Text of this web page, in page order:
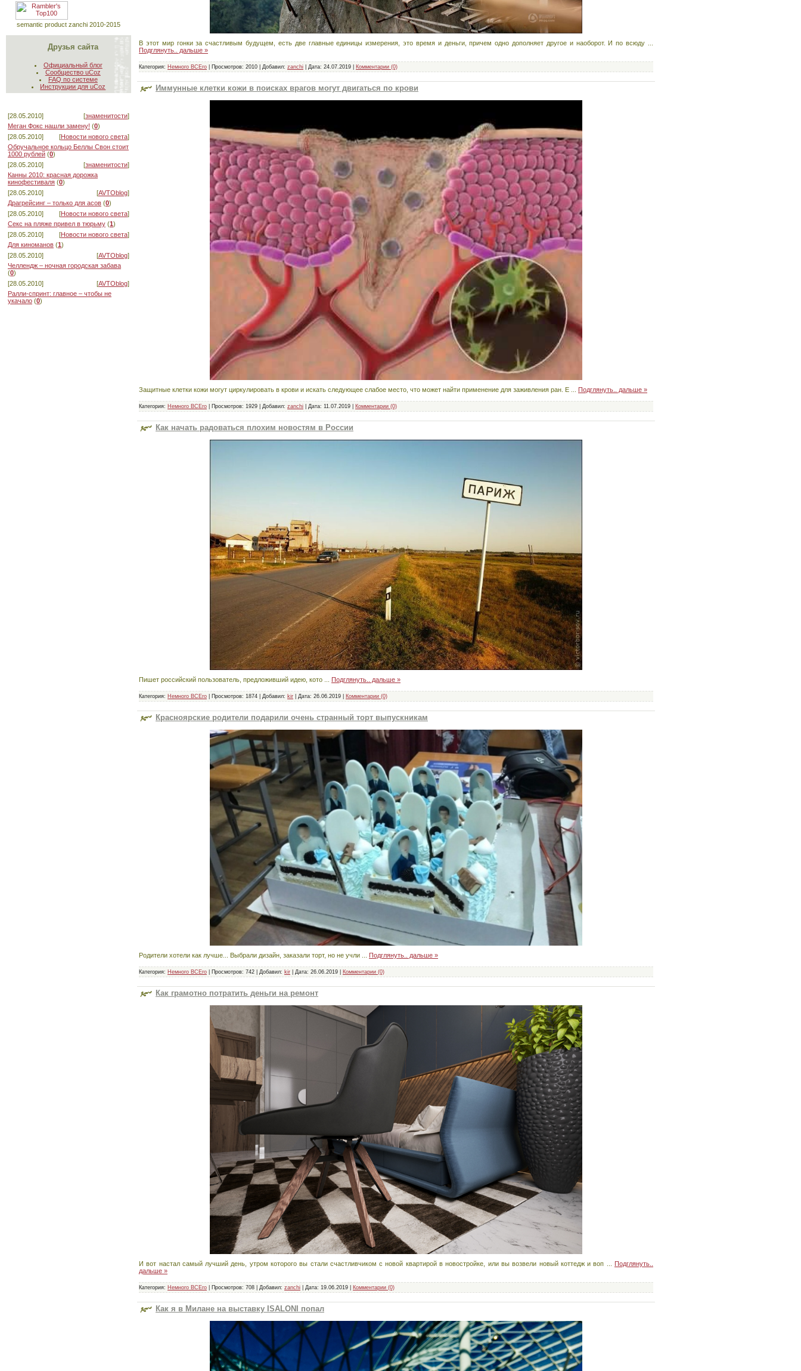
semantic product zanchi 2010-2015
Друзья сайта
Официальный блог
Сообщество uCoz
FAQ по системе
Инструкции для uCoz
[28.05.2010] [знаменитости]
Меган Фокс нашли замену! (0)
[28.05.2010]
[Новости нового света]
Обручальное кольцо Беллы Свон стоит
1000 рублей (0)
[28.05.2010]
[знаменитости]
Канны 2010: красная дорожка
кинофестиваля (0)
[28.05.2010]
[AVTOblog]
Драгрейсинг – только для асов (0)
[28.05.2010]
[Новости нового света]
Секс на пляже привел в тюрьму (1)
[28.05.2010]
[Новости нового света]
Для киноманов (1)
[28.05.2010]
[AVTOblog]
Челлендж – ночная городская забава
(0)
[28.05.2010]
[AVTOblog]
Ралли-спринт: главное – чтобы не
укачало (0)
В этот мир гонки за счастливым будущем, есть две главные единицы измерения, это время и деньги, причем одно дополняет другое и наоборот. И по всюду
Подглянуть.. дальше »
Категория: Немного ВСЕго Просмотров: 2010 Добавил: zanchi Дата: 24.07.2019 Комментарии (0)
Иммунные клетки кожи в поисках врагов могут двигаться по крови
Защитные клетки кожи могут циркулировать в крови и искать следующее слабое место, что может найти применение для заживления ран. Е Подглянуть.. дальше »
Категория: Немного ВСЕго Просмотров: 1929 Добавил: zanchi Дата: 11.07.2019 Комментарии (0)
Как начать радоваться плохим новостям в России
Пишет российский пользователь, предложивший идею, кото Подглянуть.. дальше »
Категория: Немного ВСЕго Просмотров: 1874 Добавил: kir Дата: 26.06.2019 Комментарии (0)
Красноярские родители подарили очень странный торт выпускникам
Родители хотели как лучше... Выбрали дизайн, заказали торт, но не учли Подглянуть.. дальше »
Категория: Немного ВСЕго Просмотров: 742 Добавил: kir Дата: 26.06.2019 Комментарии (0)
Как грамотно потратить деньги на ремонт
И вот настал самый лучший день, утром которого вы стали счастливчиком с новой квартирой в новостройке, или вы возвели новый коттедж и воп
Подглянуть..
дальше »
Категория: Немного ВСЕго Просмотров: 708 Добавил: zanchi Дата: 19.06.2019 Комментарии (0)
Как я в Милане на выставку ISALONI попал